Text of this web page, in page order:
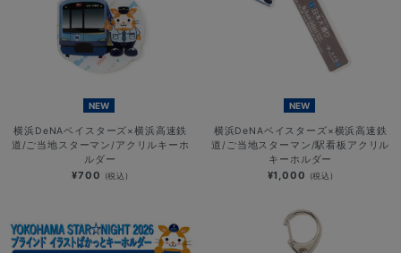
NEW
横浜DeNAベイスターズ×横浜高速鉄
道/ご当地スターマン/アクリルキーホ
ルダー
¥700 (税込)
NEW
横浜DeNAベイスターズ×横浜高速鉄
道/ご当地スターマン/駅看板アクリル
キーホルダー
¥1,000 (税込)